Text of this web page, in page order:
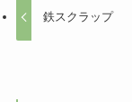
鉄スクラップ